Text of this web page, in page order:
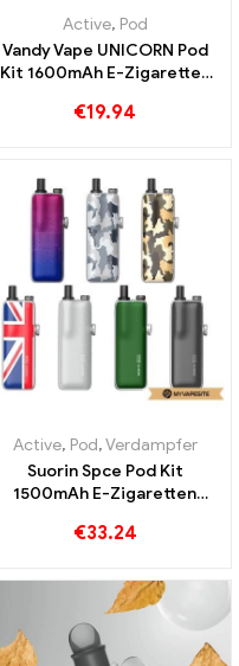
Active, Pod
Vandy Vape UNICORN Pod
Kit 1600mAh E-Zigaretten
€19.94
Active, Pod,Verdampfer
Suorin Spce Pod Kit
1500mAh E-Zigaretten
€33.24